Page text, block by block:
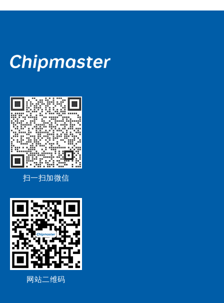
扫一扫加微信
网站二维码